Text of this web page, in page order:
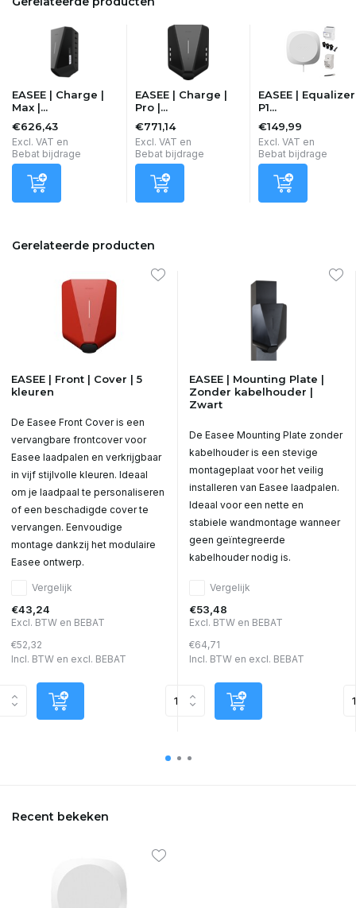
EASEE | Charge |
Max |...
€626,43
Excl. VAT en
Bebat bijdrage
EASEE | Charge |
Pro |...
€771,14
Excl. VAT en
Bebat bijdrage
EASEE |
P1...
€149,99
Excl. VAT en
Bebat bijdrage
Gerelateerde producten
EASEE | Front | Cover | 5
kleuren
De Easee Front Cover is een
vervangbare frontcover voor
Easee laadpalen en verkrijgbaar
in vijf stijlvolle kleuren. Ideaal
om je laadpaal te personaliseren
of een beschadigde cover te
vervangen. Eenvoudige
montage dankzij het modulaire
Easee ontwerp.
Vergelijk
€43,24
Excl. BTW en BEBAT
€52,32
Incl. BTW en excl. BEBAT
EASEE | Mounting Plate |
Zonder kabelhouder |
Zwart
De Easee Mounting Plate zonder
kabelhouder is een stevige
montageplaat voor het veilig
installeren van Easee laadpalen.
Ideaal voor een nette en
stabiele wandmontage wanneer
geen geïntegreerde
kabelhouder nodig is.
Vergelijk
€53,48
Excl. BTW en BEBAT
€64,71
Incl. BTW en excl. BEBAT
Recent bekeken